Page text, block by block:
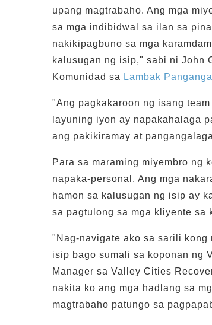
upang magtrabaho. Ang mga
sa mga indibidwal sa ilan sa
nakikipagbuno sa mga
kalusugan ng isip," sabi ni John
Komunidad sa Lambak
"Ang pagkakaroon ng isang
layuning iyon ay napakahalaga
ang pakikiramay at
Para sa maraming miyembro ng
napaka-personal. Ang mga
hamon sa kalusugan ng isip ay
sa pagtulong sa mga kliyente sa
"Nag-navigate ako sa sarili kong
isip bago sumali sa koponan ng
Manager sa Valley Cities
nakita ko ang mga hadlang sa
magtrabaho patungo sa